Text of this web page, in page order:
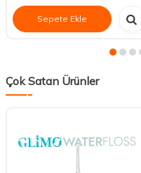
Sepete Ekle
Çok Satan Ürünler